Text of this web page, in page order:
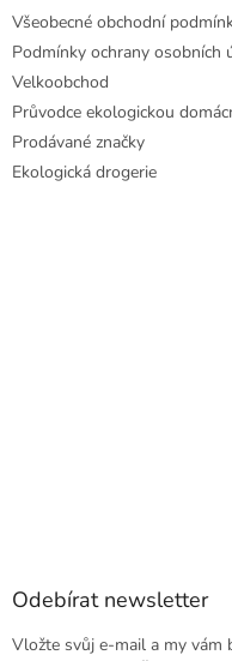
Všeobecné obchodní
Podmínky ochrany osobních
Velkoobchod
Průvodce ekologickou
Prodávané značky
Ekologická drogerie
Odebírat newsletter
Vložte svůj e-mail a my vám